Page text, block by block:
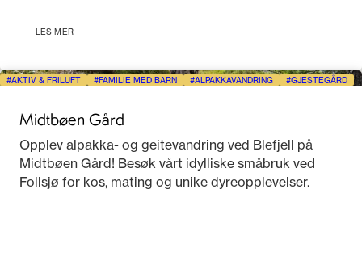
LES MER
AKTIV & FRILUFT FAMILIE MED BARN ALPAKKAVANDRING GJESTEGÅRD
Midtbøen Gård
Opplev alpakka- og geitevandring ved Blefjell på
Midtbøen Gård! Besøk vårt idylliske småbruk ved
Follsjø for kos, mating og unike dyreopplevelser.